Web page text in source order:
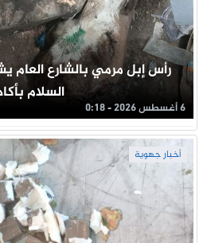
رأس إبل مرمي بالشارع
السلام
6 أغسطس 2026 - 0:18
أخبار جهوية